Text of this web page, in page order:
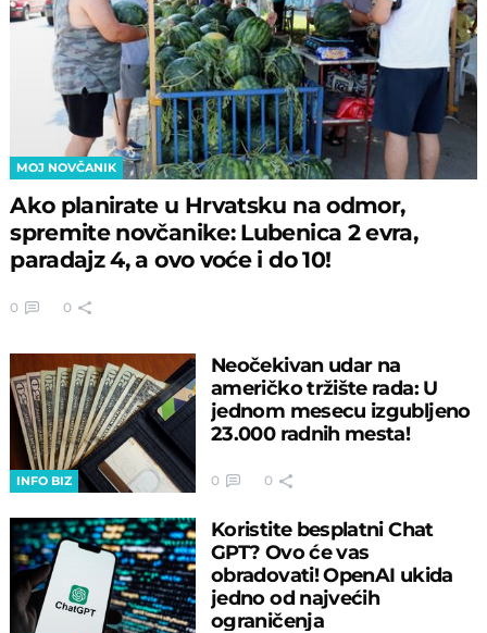
MOJ NOVČANIK
Ako planirate u Hrvatsku na odmor,
spremite novčanike: Lubenica 2 evra,
paradajz 4, a ovo voće i do 10!
0 0
INFO BIZ
Neočekivan udar na
američko tržište rada: U
jednom mesecu izgubljeno
23.000 radnih mesta!
0 0
Koristite besplatni Chat
GPT? Ovo će vas
obradovati! OpenAI ukida
jedno od najvećih
ograničenja